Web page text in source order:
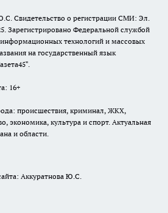
Свидетельство о регистрации СМИ: Эл.
Зарегистрировано Федеральной службой
технологий и массовых
на государственный язык
16+
происшествия, криминал, ЖКХ,
экономика, культура и спорт. Актуальная
и области.
Аккуратнова Ю.С.